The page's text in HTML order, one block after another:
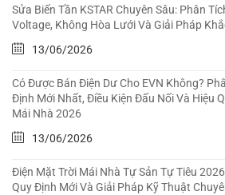
Sửa Biến Tần KSTAR Chuyên Sâu: Phân
Voltage, Không Hòa Lưới Và Giải Pháp
13/06/2026
Có Được Bán Điện Dư Cho EVN Không?
Định Mới Nhất, Điều Kiện Đấu Nối Và Hiệu
Mái Nhà 2026
13/06/2026
Điện Mặt Trời Mái Nhà Tự Sản Tự Tiêu
Quy Định Mới Và Giải Pháp Kỹ Thuật